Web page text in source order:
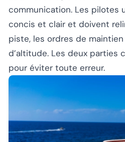
communication. Les pilotes
concis et clair et doivent
piste, les ordres de
d’altitude. Les deux parties
pour éviter toute erreur.